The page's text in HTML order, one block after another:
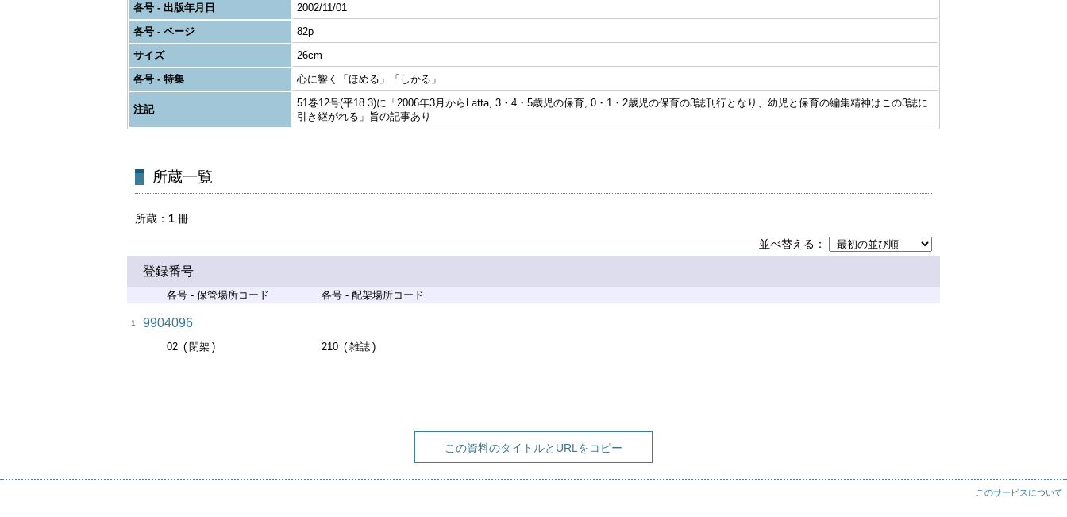
各号 - 出版年月日
2002/11/01
各号 - ページ
82p
サイズ
26cm
各号 - 特集
心に響く「ほめる」「しかる」
注記
51巻12号(平18.3)に「2006年3月からLatta, 3・4・5歳児の保育, 0・1・2歳児の保育の3誌刊行となり、幼児と保育の編集精神はこの3誌に
引き継がれる」旨の記事あり
所蔵一覧
所蔵 1 冊
並べ替える
登録番号
各号 - 保管場所コード 各号 - 配架場所コード
1 9904096
02 閉架 210 雑誌
この資料のタイトルとURLをコピー
このサービスについて